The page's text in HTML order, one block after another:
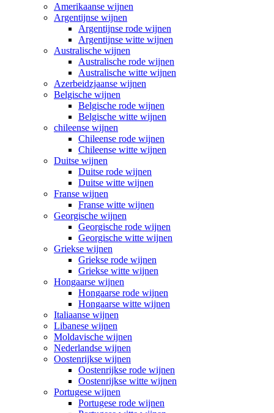
Amerikaanse wijnen
Argentijnse wijnen
Argentijnse rode wijnen
Argentijnse witte wijnen
Australische wijnen
Australische rode wijnen
Australische witte wijnen
Azerbeidzjaanse wijnen
Belgische wijnen
Belgische rode wijnen
Belgische witte wijnen
chileense wijnen
Chileense rode wijnen
Chileense witte wijnen
Duitse wijnen
Duitse rode wijnen
Duitse witte wijnen
Franse wijnen
Franse witte wijnen
Georgische wijnen
Georgische rode wijnen
Georgische witte wijnen
Griekse wijnen
Griekse rode wijnen
Griekse witte wijnen
Hongaarse wijnen
Hongaarse rode wijnen
Hongaarse witte wijnen
Italiaanse wijnen
Libanese wijnen
Moldavische wijnen
Nederlandse wijnen
Oostenrijkse wijnen
Oostenrijkse rode wijnen
Oostenrijkse witte wijnen
Portugese wijnen
Portugese rode wijnen